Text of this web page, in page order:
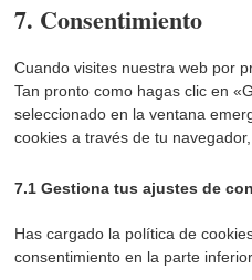
7. Consentimiento
Cuando visites nuestra web por
Tan pronto como hagas clic en
seleccionado en la ventana
cookies a través de tu
7.1 Gestiona tus ajustes de
Has cargado la política de
consentimiento en la parte